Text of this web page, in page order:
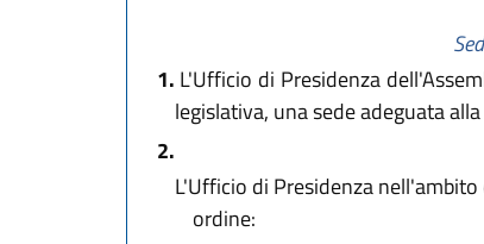
1. L'Ufficio di Presidenza
legislativa, una sede adeguata
2.
L'Ufficio di Presidenza
ordine: